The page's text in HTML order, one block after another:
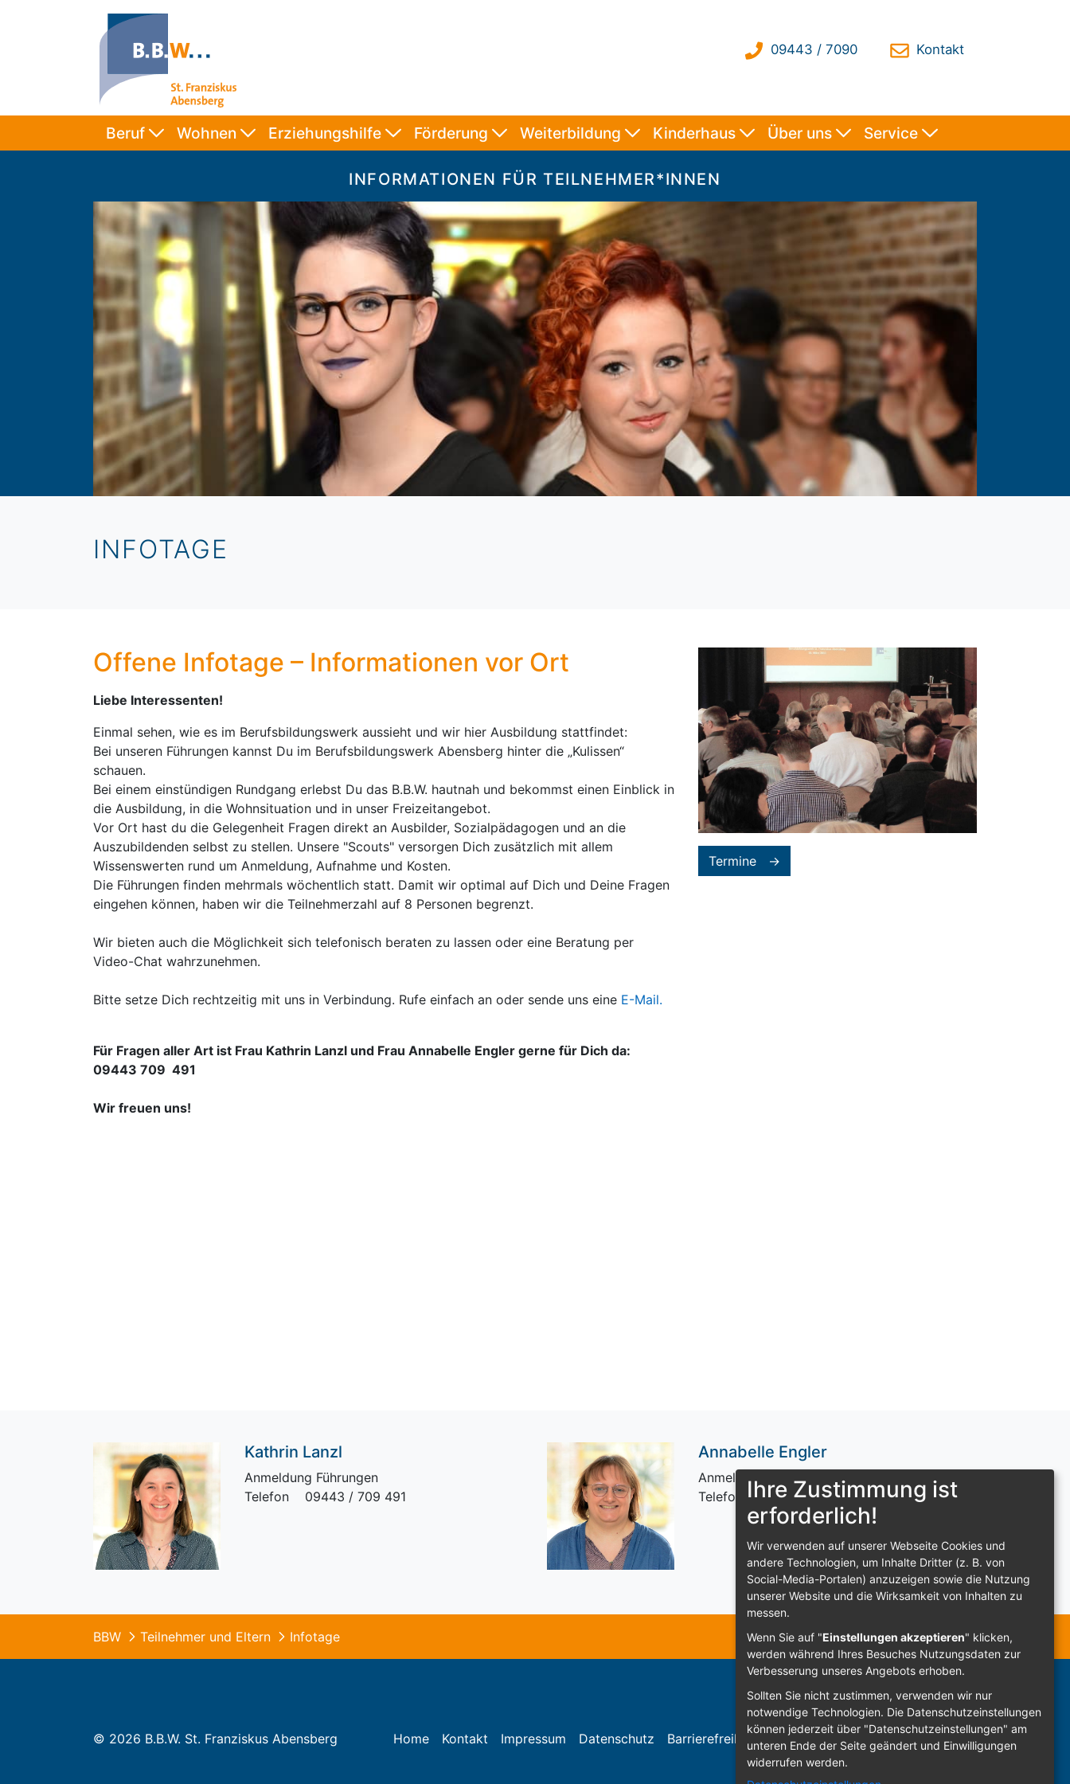
Beruf Wohnen Erziehungshilfe Förderung Weiterbildung Kinderhaus Über uns Service
INFORMATIONEN FÜR TEILNEHMER*INNEN
INFOTAGE
Offene Infotage – Informationen vor Ort
Liebe Interessenten!
Einmal sehen, wie es im Berufsbildungswerk aussieht und wir hier Ausbildung stattfindet:
Bei unseren Führungen kannst Du im Berufsbildungswerk Abensberg hinter die „Kulissen“
schauen.
Bei einem einstündigen Rundgang erlebst Du das B.B.W. hautnah und bekommst einen Einblick in
die Ausbildung, in die Wohnsituation und in unser Freizeitangebot.
Vor Ort hast du die Gelegenheit Fragen direkt an Ausbilder, Sozialpädagogen und an die
Auszubildenden selbst zu stellen. Unsere "Scouts" versorgen Dich zusätzlich mit allem
Wissenswerten rund um Anmeldung, Aufnahme und Kosten.
Die Führungen finden mehrmals wöchentlich statt. Damit wir optimal auf Dich und Deine Fragen
eingehen können, haben wir die Teilnehmerzahl auf 8 Personen begrenzt.
Wir bieten auch die Möglichkeit sich telefonisch beraten zu lassen oder eine Beratung per
Video-Chat wahrzunehmen.
Bitte setze Dich rechtzeitig mit uns in Verbindung. Rufe einfach an oder sende uns eine E-Mail.
Für Fragen aller Art ist Frau Kathrin Lanzl und Frau Annabelle Engler gerne für Dich da:
09443 709 491
Wir freuen uns!
Termine →
Kathrin Lanzl
Anmeldung Führungen
Telefon 09443 / 709 491
Annabelle Engler
Anmeldung Führunge
Telefon 09443 / 709 491
BBW Teilnehmer und Eltern Infotage
© 2026 B.B.W. St. Franziskus Abensberg Home Kontakt Impressum Datenschutz Barrierefreiheit Sign In
Ihre Zustimmung ist
erforderlich!
Wir verwenden auf unserer Webseite Cookies und
andere Technologien, um Inhalte Dritter (z. B. von
Social-Media-Portalen) anzuzeigen sowie die Nutzung
unserer Website und die Wirksamkeit von Inhalten zu
messen.
Wenn Sie auf "Einstellungen akzeptieren" klicken,
werden während Ihres Besuches Nutzungsdaten zur
Verbesserung unseres Angebots erhoben.
Sollten Sie nicht zustimmen, verwenden wir nur
notwendige Technologien. Die Datenschutzeinstellungen
können jederzeit über "Datenschutzeinstellungen" am
unteren Ende der Seite geändert und Einwilligungen
widerrufen werden.